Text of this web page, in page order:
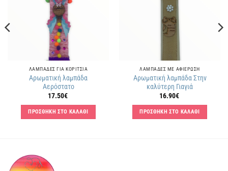
ΛΑΜΠΑΔΕΣ ΓΙΑ ΚΟΡΙΤΣΙΑ
Αρωματική λαμπάδα
Αερόστατο
17.50€
ΠΡΟΣΘΗΚΗ ΣΤΟ ΚΑΛΑΘΙ
ΛΑΜΠΑΔΕΣ ΜΕ ΑΦΙΕΡΩΣΗ
Αρωματική λαμπάδα Στην
καλύτερη Γιαγιά
16.90€
ΠΡΟΣΘΗΚΗ ΣΤΟ ΚΑΛΑΘΙ